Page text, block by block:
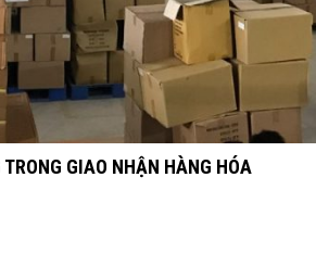
GIAO NHẬN HÀNG HÓA